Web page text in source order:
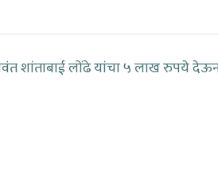
शांताबाई लोंढे यांचा ५ लाख रुपये देऊन